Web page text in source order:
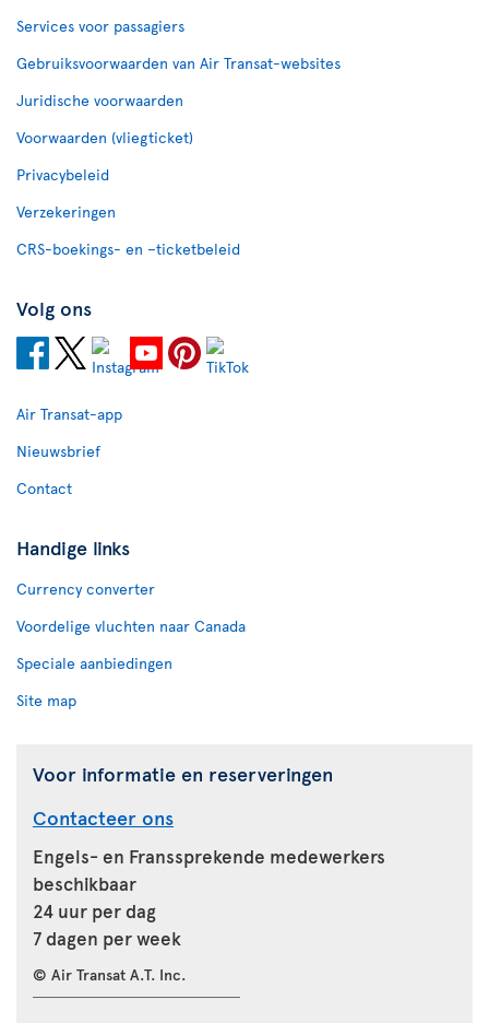
Services voor passagiers
Gebruiksvoorwaarden van Air Transat-websites
Juridische voorwaarden
Voorwaarden (vliegticket)
Privacybeleid
Verzekeringen
CRS-boekings- en –ticketbeleid
Volg ons
Air Transat-app
Nieuwsbrief
Contact
Handige links
Currency converter
Voordelige vluchten naar Canada
Speciale aanbiedingen
Site map
Voor informatie en reserveringen
Contacteer ons
Engels- en Franssprekende medewerkers
beschikbaar
24 uur per dag
7 dagen per week
© Air Transat A.T. Inc.